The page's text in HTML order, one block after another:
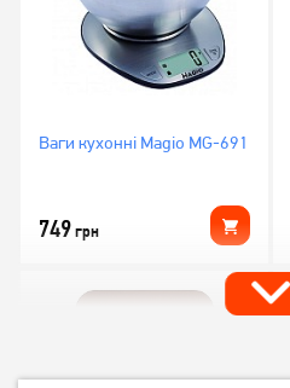
Ваги кухонні Magio MG-691
749грн